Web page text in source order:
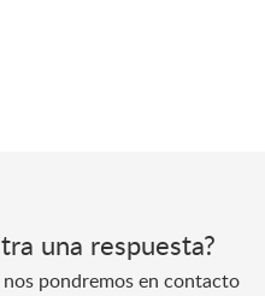
una respuesta?
pondremos en contacto